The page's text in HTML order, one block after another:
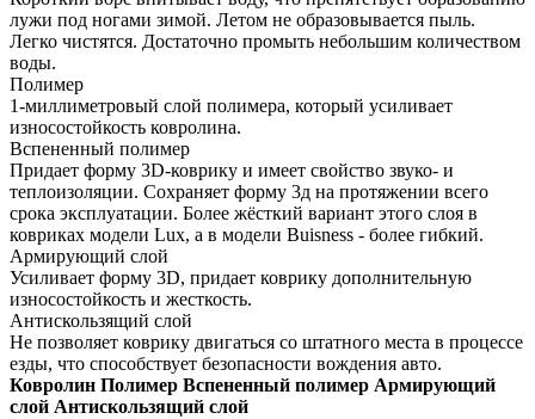
лужи под ногами зимой. Летом не образовывается пыль.
Легко чистятся. Достаточно промыть небольшим количеством
воды.
Полимер
1-миллиметровый слой полимера, который усиливает
износостойкость ковролина.
Вспененный полимер
Придает форму 3D-коврику и имеет свойство звуко- и
теплоизоляции. Сохраняет форму 3д на протяжении всего
срока эксплуатации. Более жёсткий вариант этого слоя в
ковриках модели Lux, а в модели Buisness - более гибкий.
Армирующий слой
Усиливает форму 3D, придает коврику дополнительную
износостойкость и жесткость.
Антискользящий слой
Не позволяет коврику двигаться со штатного места в процессе
езды, что способствует безопасности вождения авто.
Ковролин Полимер Вспененный полимер Армирующий
слой Антискользящий слой